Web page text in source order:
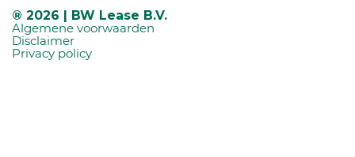
® 2026 | BW Lease B.V.
Algemene voorwaarden
Disclaimer
Privacy policy